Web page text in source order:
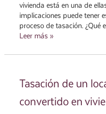
vivienda está en una de
implicaciones puede tener
proceso de tasación. ¿Qué
Leer más »
Tasación de un
convertido en